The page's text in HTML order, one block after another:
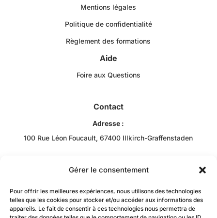
Gérer le consentement
Pour offrir les meilleures expériences, nous utilisons des technologies
telles que les cookies pour stocker et/ou accéder aux informations des
appareils. Le fait de consentir à ces technologies nous permettra de
Mentions légales
Politique de confidentialité
Règlement des formations
Aide
Foire aux Questions
Contact
Adresse :
100 Rue Léon Foucault, 67400 Illkirch-Graffenstaden
Bob RACHIDI
contact@jzacademie-mtc.fr